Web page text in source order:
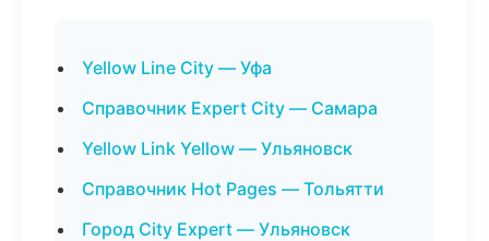
Yellow Line City — Уфа
Справочник Expert City — Самара
Yellow Link Yellow — Ульяновск
Справочник Hot Pages — Тольятти
Город City Expert — Ульяновск